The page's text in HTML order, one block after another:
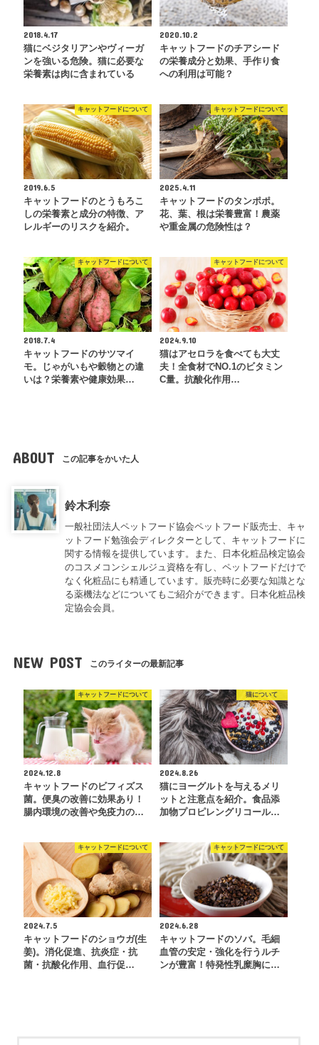
2018.4.17
猫にベジタリアンやヴィーガ
ンを強いる危険。猫に必要な
栄養素は肉に含まれている
2020.10.2
キャットフードのチアシード
の栄養成分と効果、手作り食
への利用は可能？
キャットフードについて
2019.6.5
キャットフードのとうもろこ
しの栄養素と成分の特徴、ア
レルギーのリスクを紹介。
キャットフードについて
2025.4.11
キャットフードのタンポポ。
花、葉、根は栄養豊富！農薬
や重金属の危険性は？
キャットフードについて
2018.7.4
キャットフードのサツマイ
モ。じゃがいもや穀物との違
いは？栄養素や健康効果…
キャットフードについて
2024.9.10
猫はアセロラを食べても大丈
夫！全食材でNO.1のビタミン
C量。抗酸化作用…
ABOUT この記事をかいた人
鈴木利奈
一般社団法人ペットフード協会ペットフード販売士、キャ
ットフード勉強会ディレクターとして、キャットフードに
関する情報を提供しています。また、日本化粧品検定協会
のコスメコンシェルジュ資格を有し、ペットフードだけで
なく化粧品にも精通しています。販売時に必要な知識とな
る薬機法などについてもご紹介ができます。日本化粧品検
定協会会員。
NEW POST このライターの最新記事
キャットフードについて
2024.12.8
キャットフードのビフィズス
菌。便臭の改善に効果あり！
腸内環境の改善や免疫力の…
猫について
2024.8.26
猫にヨーグルトを与えるメリ
ットと注意点を紹介。食品添
加物プロピレングリコール…
キャットフードについて
2024.7.5
キャットフードのショウガ(生
姜)。消化促進、抗炎症・抗
菌・抗酸化作用、血行促…
キャットフードについて
2024.6.28
キャットフードのソバ。毛細
血管の安定・強化を行うルチ
ンが豊富！特発性乳糜胸に…